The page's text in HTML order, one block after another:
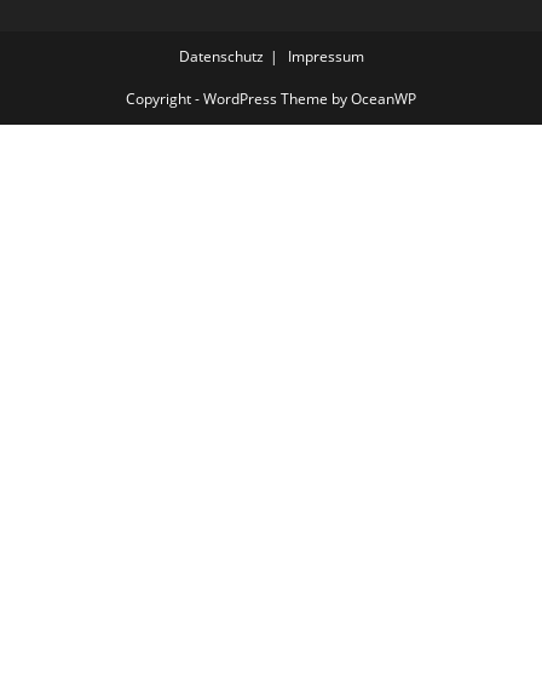
Datenschutz Impressum
Copyright - WordPress Theme by OceanWP